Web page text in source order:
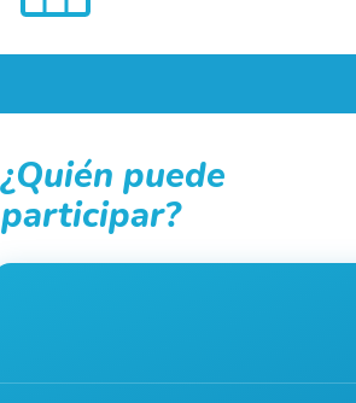
¿Quién puede
participar?